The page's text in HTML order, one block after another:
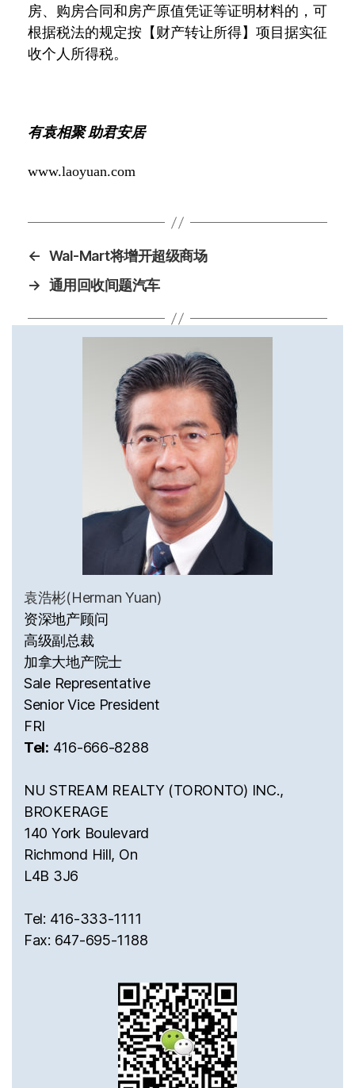
房、购房合同和房产原值凭证等证明材料的，可
根据税法的规定按【财产转让所得】项目据实征
收个人所得税。
有袁相聚 助君安居
www.laoyuan.com
← Wal-Mart将增开超级商场
→ 通用回收间题汽车
袁浩彬(Herman Yuan)
资深地产顾问
高级副总裁
加拿大地产院士
Sale Representative
Senior Vice President
FRI
Tel: 416-666-8288
NU STREAM REALTY (TORONTO) INC.,
BROKERAGE
140 York Boulevard
Richmond Hill, On
L4B 3J6
Tel: 416-333-1111
Fax: 647-695-1188